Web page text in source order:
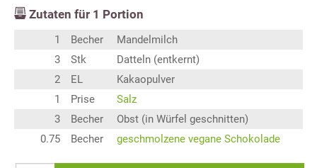
Zutaten für 1 Portion
1 Becher
Mandelmilch
3
Stk
Datteln (entkernt)
2
EL
Kakaopulver
1
Prise
Salz
3
Becher
Obst (in Würfel geschnitten)
0.75
Becher geschmolzene vegane Schokolade